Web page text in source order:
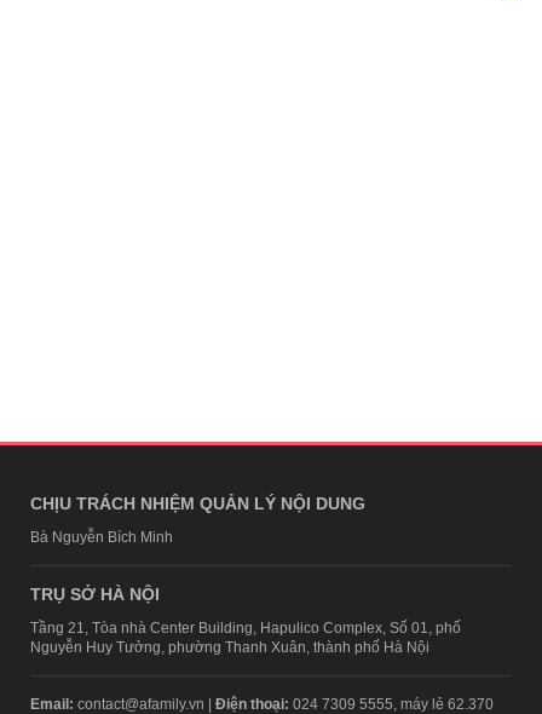
CHỊU TRÁCH NHIỆM QUẢN LÝ NỘI DUNG
Bà Nguyễn Bích Minh
TRỤ SỞ HÀ NỘI
Tầng 21, Tòa nhà Center Building, Hapulico Complex, Số 01, phố
Nguyễn Huy Tưởng, phường Thanh Xuân, thành phố Hà Nội
Email: contact@afamily.vn | Điện thoại: 024 7309 5555, máy lẻ 62.370